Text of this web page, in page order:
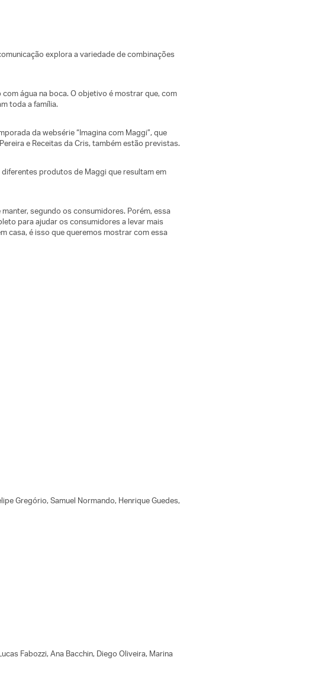
explora a variedade de combinações
água na boca. O objetivo é mostrar que, com
toda a família.
da websérie “Imagina com Maggi”, que
e Receitas da Cris, também estão previstas.
produtos de Maggi que resultam em
segundo os consumidores. Porém, essa
para ajudar os consumidores a levar mais
casa, é isso que queremos mostrar com essa
Gregório, Samuel Normando, Henrique Guedes,
Fabozzi, Ana Bacchin, Diego Oliveira, Marina